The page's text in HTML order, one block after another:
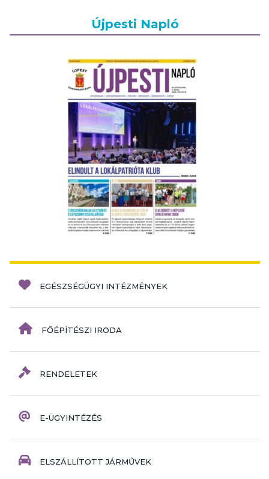
Újpesti Napló
EGÉSZSÉGÜGYI INTÉZMÉNYEK
FŐÉPÍTÉSZI IRODA
RENDELETEK
E-ÜGYINTÉZÉS
ELSZÁLLÍTOTT JÁRMŰVEK